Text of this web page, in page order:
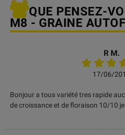
QUE PENSEZ-
M8 - GRAINE
R M.
17/06/
Bonjour a tous variété tres rapide
de croissance et de floraison 10/10